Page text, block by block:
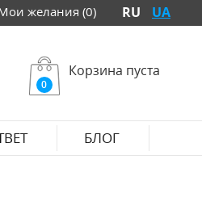
желания (0) RU UA
0
Корзина пуста
БЛОГ